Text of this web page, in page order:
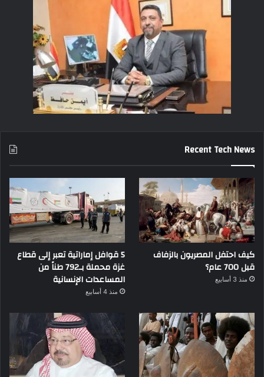
Recent Tech News
كيف احتفل المصريون بالزفاف
قبل 700 عام؟
منذ 3 أسابيع
5 قوافل إماراتية تعبر إلى قطاع
غزة محملة بـ792 طناً من
المساعدات الإنسانية
منذ 4 أسابيع